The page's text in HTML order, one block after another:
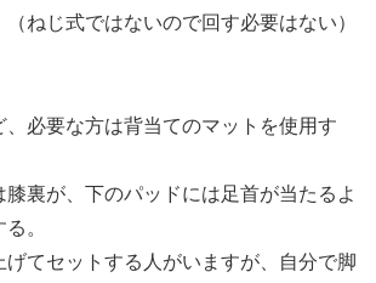
ねじ式ではないので回す必要はない）
、必要な方は背当てのマットを使用す
膝裏が、下のパッドには足首が当たるよ
。
げてセットする人がいますが、自分で脚